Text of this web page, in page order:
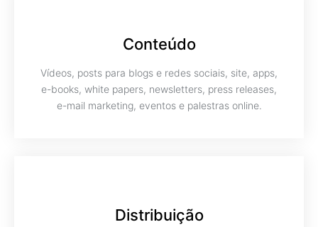
Conteúdo
Vídeos, posts para blogs e redes sociais, site, apps,
e-books, white papers, newsletters, press releases,
e-mail marketing, eventos e palestras online.
Distribuição